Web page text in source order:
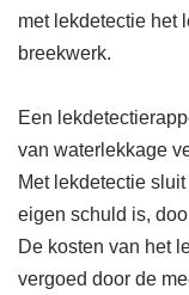
met lekdetectie het
breekwerk.
Een
van waterlekkage
Met lekdetectie
eigen schuld is,
De kosten van het
vergoed door de